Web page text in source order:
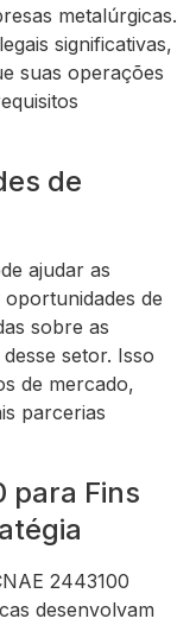
metalúrgicas.
significativas,
suas operações
de
ajudar as
de
sobre as
setor. Isso
de mercado,
parcerias
para Fins
2443100
desenvolvam